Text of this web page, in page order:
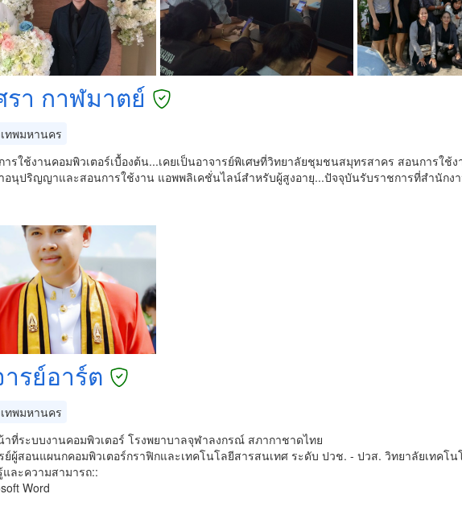
รา กาฬมาตย์
ทพมหานคร
ารใช้งานคอมพิวเตอร์เบื้องต้น...เคยเป็นอาจารย์พิเศษที่วิทยาลัยชุมชนสมุทรสาคร สอนการใช้ง
อนุปริญญาและสอนการใช้งาน แอพพลิเคชั่นไลน์สำหรับผู้สูงอายุ...ปัจจุบันรับราชการที่สำนักง
รย์อาร์ต
ทพมหานคร
าที่ระบบงานคอมพิวเตอร์ โรงพยาบาลจุฬาลงกรณ์ สภากาชาดไทย
ย์ผู้สอนแผนกคอมพิวเตอร์กราฟิกและเทคโนโลยีสารสนเทศ ระดับ ปวช. - ปวส. วิทยาลัยเทคโ
และความสามารถ::
Word